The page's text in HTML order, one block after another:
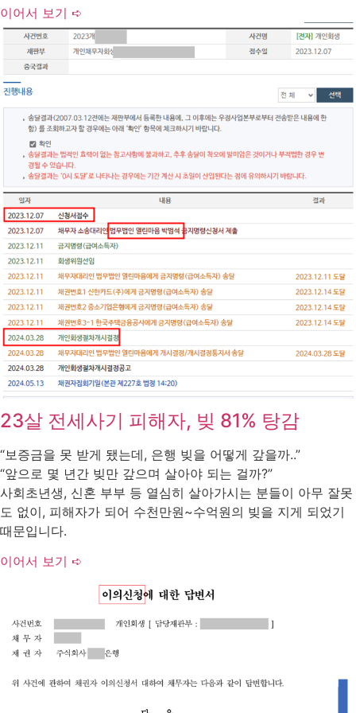
이어서 보기 ➪
23살 전세사기 피해자, 빚 81% 탕감
“보증금을 못 받게 됐는데, 은행 빚을 어떻게 갚을까..”
“앞으로 몇 년간 빚만 갚으며 살아야 되는 걸까?”
사회초년생, 신혼 부부 등 열심히 살아가시는 분들이 아무 잘못
도 없이, 피해자가 되어 수천만원~수억원의 빚을 지게 되었기
때문입니다.
이어서 보기 ➪